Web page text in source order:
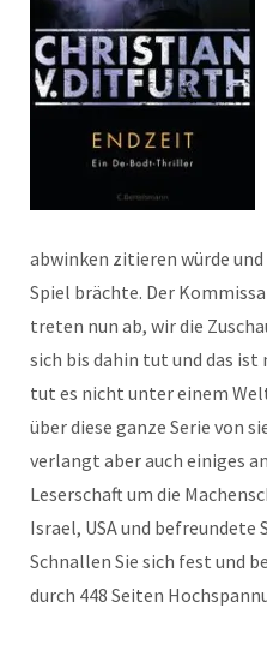
abwinken zitieren würde
Spiel brächte. Der
treten nun ab, wir die
sich bis dahin tut und das
tut es nicht unter einem
über diese ganze Serie von
verlangt aber auch einiges
Leserschaft um die
Israel, USA und befreundete
Schnallen Sie sich fest und
durch 448 Seiten